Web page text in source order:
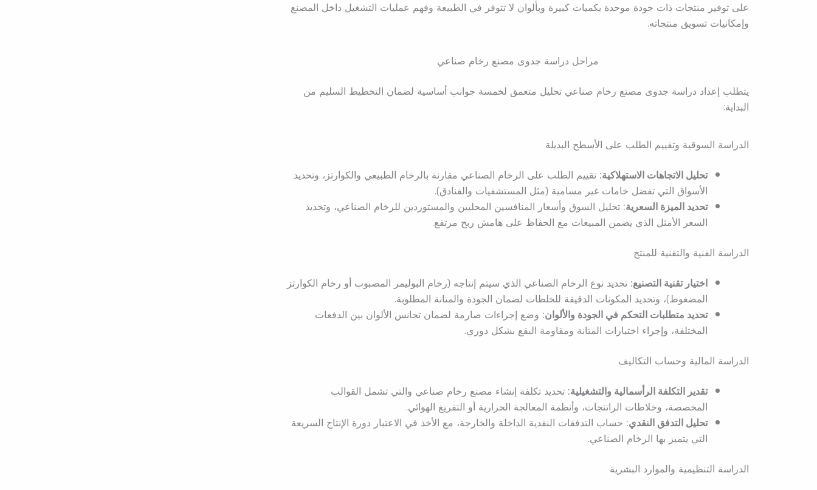
على توفير منتجات ذات جودة موحدة بكميات كبيرة وبألوان لا تتوفر في الطبيعة وفهم عمليات التشغيل داخل المصنع
وإمكانيات تسويق منتجاته.
مراحل دراسة جدوى مصنع رخام صناعي
يتطلب إعداد دراسة جدوى مصنع رخام صناعي تحليل متعمق لخمسة جوانب أساسية لضمان التخطيط السليم من
البداية:
الدراسة السوقية وتقييم الطلب على الأسطح البديلة
تحليل الاتجاهات الاستهلاكية: تقييم الطلب على الرخام الصناعي مقارنة بالرخام الطبيعي والكوارتز، وتحديد
الأسواق التي تفضل خامات غير مسامية (مثل المستشفيات والفنادق).
تحديد الميزة السعرية: تحليل السوق وأسعار المنافسين المحليين والمستوردين للرخام الصناعي، وتحديد
السعر الأمثل الذي يضمن المبيعات مع الحفاظ على هامش ربح مرتفع.
الدراسة الفنية والتقنية للمنتج
اختيار تقنية التصنيع: تحديد نوع الرخام الصناعي الذي سيتم إنتاجه (رخام البوليمر المصبوب أو رخام الكوارتز
المضغوط)، وتحديد المكونات الدقيقة للخلطات لضمان الجودة والمتانة المطلوبة.
تحديد متطلبات التحكم في الجودة والألوان: وضع إجراءات صارمة لضمان تجانس الألوان بين الدفعات
المختلفة، وإجراء اختبارات المتانة ومقاومة البقع بشكل دوري.
الدراسة المالية وحساب التكاليف
تقدير التكلفة الرأسمالية والتشغيلية: تحديد تكلفة إنشاء مصنع رخام صناعي والتي تشمل القوالب
المخصصة، وخلاطات الراتنجات، وأنظمة المعالجة الحرارية أو التفريغ الهوائي.
تحليل التدفق النقدي: حساب التدفقات النقدية الداخلة والخارجة، مع الأخذ في الاعتبار دورة الإنتاج السريعة
التي يتميز بها الرخام الصناعي.
الدراسة التنظيمية والموارد البشرية